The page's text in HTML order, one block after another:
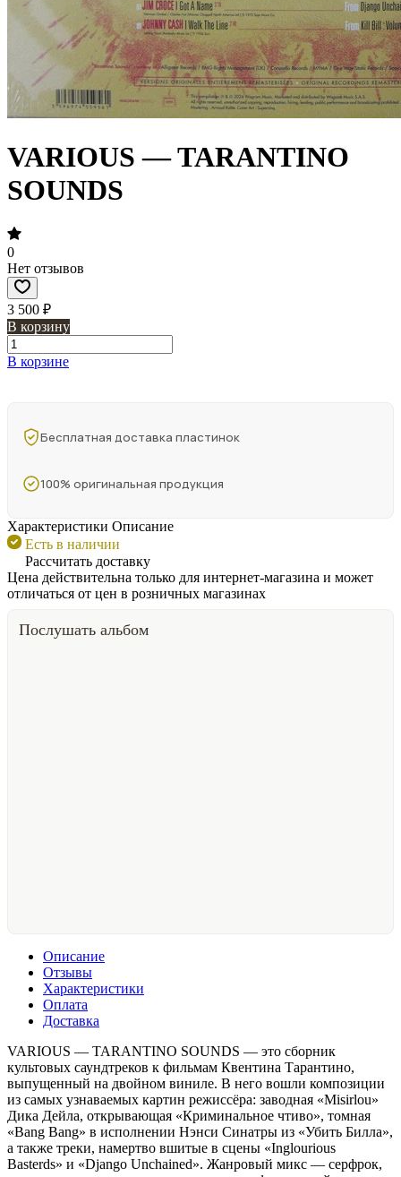
VARIOUS — TARANTINO
SOUNDS
0
Нет отзывов
3 500 ₽
В корзину
В корзине
Бесплатная доставка пластинок
100% оригинальная продукция
Характеристики Описание
Есть в наличии
Рассчитать доставку
Цена действительна только для интернет-магазина и может
отличаться от цен в розничных магазинах
Послушать альбом
Описание
Отзывы
Характеристики
Оплата
Доставка
VARIOUS — TARANTINO SOUNDS — это сборник
культовых саундтреков к фильмам Квентина Тарантино,
выпущенный на двойном виниле. В него вошли композиции
из самых узнаваемых картин режиссёра: заводная «Misirlou»
Дика Дейла, открывающая «Криминальное чтиво», томная
«Bang Bang» в исполнении Нэнси Синатры из «Убить Билла»,
а также треки, намертво вшитые в сцены «Inglourious
Basterds» и «Django Unchained». Жанровый микс — серфрок,